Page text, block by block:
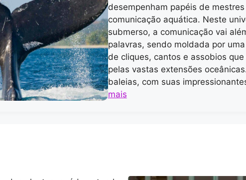
desempenham papéis de
comunicação aquática. Neste
submerso, a comunicação vai
palavras, sendo moldada por
de cliques, cantos e assobios que
pelas vastas extensões
baleias, com suas
mais